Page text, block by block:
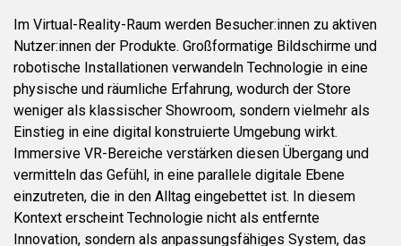
Im Virtual-Reality-Raum werden Besucher:innen zu aktiven
Nutzer:innen der Produkte. Großformatige Bildschirme und
robotische Installationen verwandeln Technologie in eine
physische und räumliche Erfahrung, wodurch der Store
weniger als klassischer Showroom, sondern vielmehr als
Einstieg in eine digital konstruierte Umgebung wirkt.
Immersive VR-Bereiche verstärken diesen Übergang und
vermitteln das Gefühl, in eine parallele digitale Ebene
einzutreten, die in den Alltag eingebettet ist. In diesem
Kontext erscheint Technologie nicht als entfernte
Innovation, sondern als anpassungsfähiges System, das